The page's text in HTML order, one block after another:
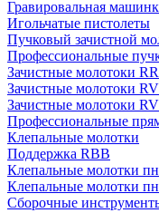
Гравировальная
Игольчатые пистолеты
Пучковый зачистной
Профессиональные
Зачистные молотоки
Зачистные молотоки
Зачистные молотоки
Профессиональные
Клепальные молотки
Поддержка RBB
Клепальные молотки
Клепальные молотки
Сборочные